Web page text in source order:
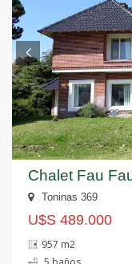
Chalet Fau
Toninas 369
U$S 489.000
957 m2